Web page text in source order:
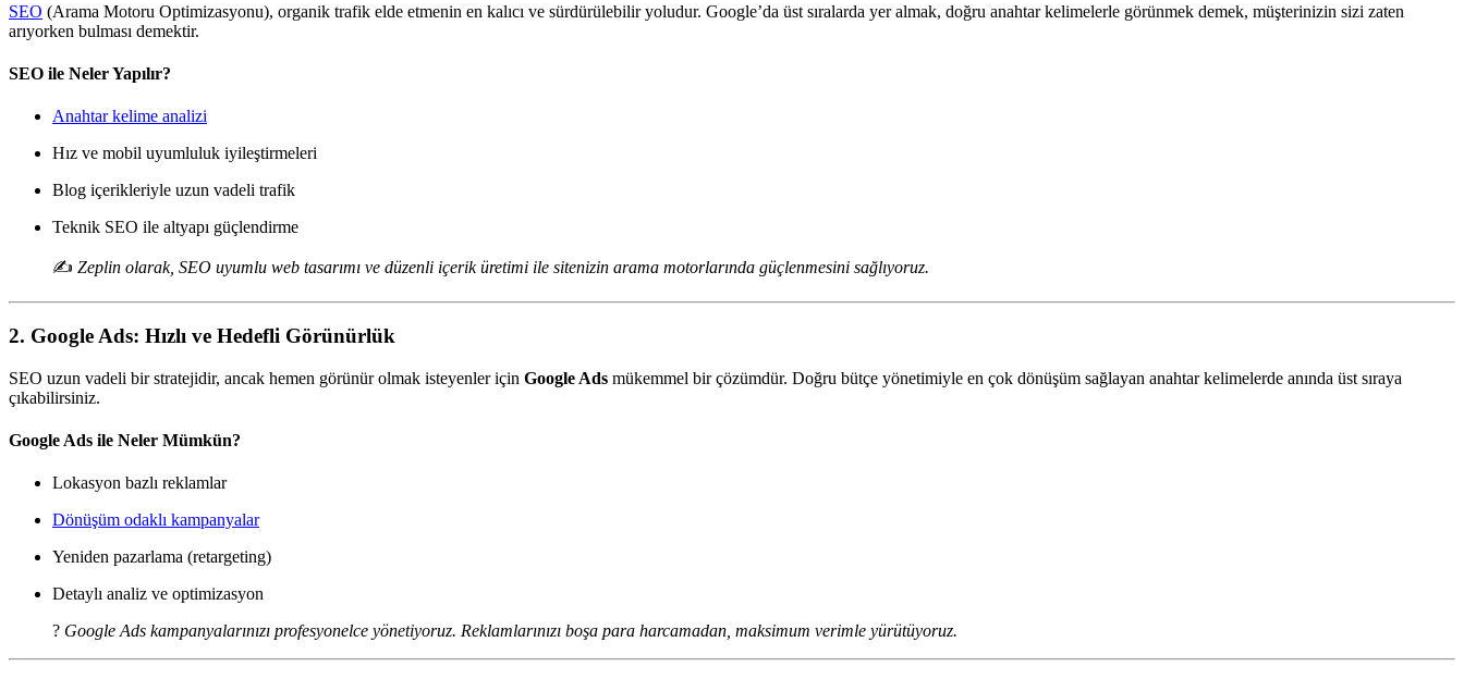
SEO (Arama Motoru Optimizasyonu), organik trafik elde etmenin en kalıcı ve sürdürülebilir yoludur. Google’da üst sıralarda yer almak, doğru anahtar kelimelerle görünmek demek, müşterinizin sizi zaten
arıyorken bulması demektir.
SEO ile Neler Yapılır?
Anahtar kelime analizi
Hız ve mobil uyumluluk iyileştirmeleri
Blog içerikleriyle uzun vadeli trafik
Teknik SEO ile altyapı güçlendirme
✍️ Zeplin olarak, SEO uyumlu web tasarımı ve düzenli içerik üretimi ile sitenizin arama motorlarında güçlenmesini sağlıyoruz.
2. Google Ads: Hızlı ve Hedefli Görünürlük
SEO uzun vadeli bir stratejidir, ancak hemen görünür olmak isteyenler için Google Ads mükemmel bir çözümdür. Doğru bütçe yönetimiyle en çok dönüşüm sağlayan anahtar kelimelerde anında üst sıraya
çıkabilirsiniz.
Google Ads ile Neler Mümkün?
Lokasyon bazlı reklamlar
Dönüşüm odaklı kampanyalar
Yeniden pazarlama (retargeting)
Detaylı analiz ve optimizasyon
? Google Ads kampanyalarınızı profesyonelce yönetiyoruz. Reklamlarınızı boşa para harcamadan, maksimum verimle yürütüyoruz.